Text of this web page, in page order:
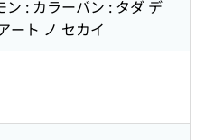
: カラーバン : タダ デ
ート ノ セカイ